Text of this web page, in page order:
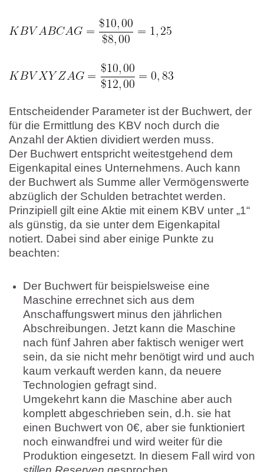
Entscheidender Parameter ist der Buchwert, der
für die Ermittlung des KBV noch durch die
Anzahl der Aktien dividiert werden muss.
Der Buchwert entspricht weitestgehend dem
Eigenkapital eines Unternehmens. Auch kann
der Buchwert als Summe aller Vermögenswerte
abzüglich der Schulden betrachtet werden.
Prinzipiell gilt eine Aktie mit einem KBV unter „1“
als günstig, da sie unter dem Eigenkapital
notiert. Dabei sind aber einige Punkte zu
beachten:
Der Buchwert für beispielsweise eine
Maschine errechnet sich aus dem
Anschaffungswert minus den jährlichen
Abschreibungen. Jetzt kann die Maschine
nach fünf Jahren aber faktisch weniger wert
sein, da sie nicht mehr benötigt wird und auch
kaum verkauft werden kann, da neuere
Technologien gefragt sind.
Umgekehrt kann die Maschine aber auch
komplett abgeschrieben sein, d.h. sie hat
einen Buchwert von 0€, aber sie funktioniert
noch einwandfrei und wird weiter für die
Produktion eingesetzt. In diesem Fall wird von